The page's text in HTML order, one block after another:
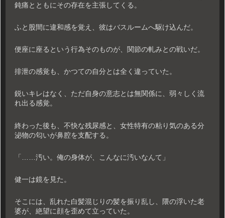
鈍痛とともにその存在を主張してくる。
ふと股間に違和感を覚え、彼はバスルームへ駆け込んだ。
便座に座るという行為そのものが、関節の軋みとの戦いだ。
排泄の感覚も、かつての自分とは全く違っていた。
鋭いキレはなく、ただ自身の意志とは無関係に、弱々しく流
れ出る感覚。
終わった後も、不快な残尿感と、女性特有の粘り気のある分
泌物の匂いが鼻腔を支配する。
「……汚い。俺の身体が、こんなに汚いなんて」
健一は鏡を見た。
そこには、乱れた白髪混じりの髪を振り乱し、隈の浮いた老
婆が、絶望に顔を歪めて立っていた。